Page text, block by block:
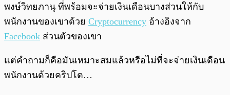
พงษ์วิทยภานุ ที่พร้อมจะจ่ายเงินเดือนบางส่วนให้กับ
พนักงานของเขาด้วย Cryptocurrency อ้างอิงจาก
Facebook ส่วนตัวของเขา
แต่คำถามก็คือมันเหมาะสมแล้วหรือไม่ที่จะจ่ายเงินเดือน
พนักงานด้วยคริปโต…